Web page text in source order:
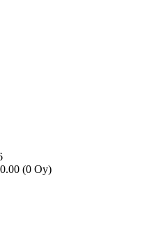
0.00 (0 Oy)